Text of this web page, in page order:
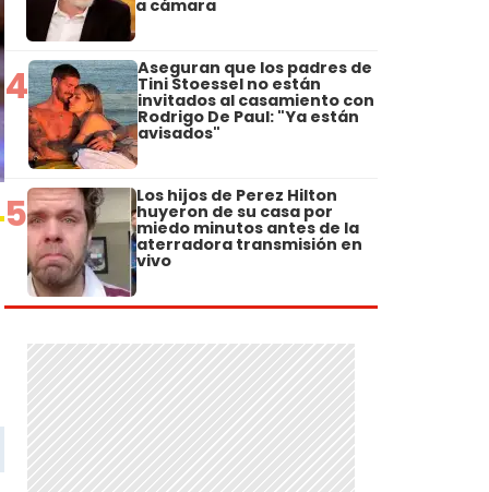
a cámara
4 Aseguran que los padres de
Tini Stoessel no están
invitados al casamiento con
Rodrigo De Paul: "Ya están
avisados"
5 Los hijos de Perez Hilton
huyeron de su casa por
miedo minutos antes de la
aterradora transmisión en
vivo